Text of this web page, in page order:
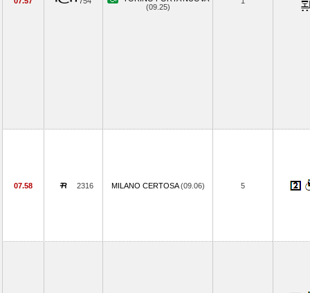
(09.25)
07.58 2316 MILANO CERTOSA(09.06) 5